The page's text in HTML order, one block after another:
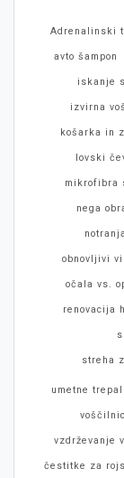
Adrenalinski
avto šampon
iskanje
izvirna
košarka in
lovski
mikrofibra
nega
obnovljivi
očala vs.
renovacija
streha
umetne
vzdrževanje
čestitke za